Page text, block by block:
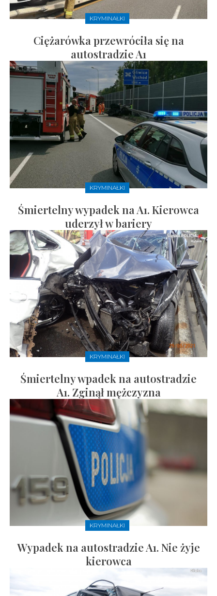
KRYMINAŁKI
Ciężarówka przewróciła się na
autostradzie A1
KRYMINAŁKI
Śmiertelny wypadek na A1. Kierowca
uderzył w bariery
KRYMINAŁKI
Śmiertelny wpadek na autostradzie
A1. Zginął mężczyzna
KRYMINAŁKI
Wypadek na autostradzie A1. Nie żyje
kierowca